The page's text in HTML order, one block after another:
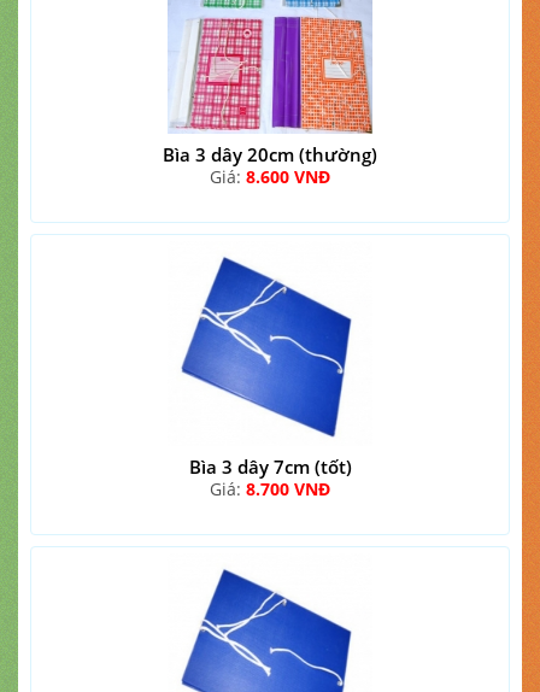
Bìa 3 dây 20cm (thường)
Giá: 8.600 VNĐ
Bìa 3 dây 7cm (tốt)
Giá: 8.700 VNĐ